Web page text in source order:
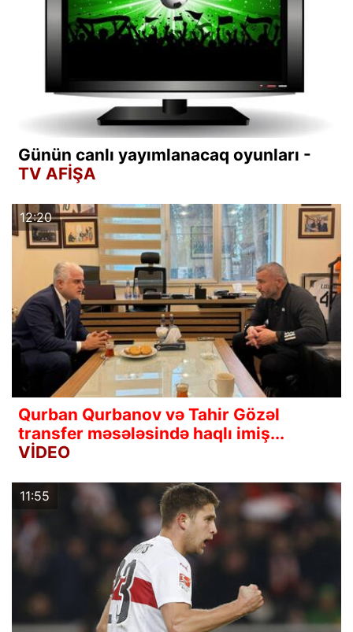
Günün canlı yayımlanacaq oyunları -
TV AFİŞA
12:20
Qurban Qurbanov və Tahir Gözəl
transfer məsələsində haqlı imiş...
VİDEO
11:55